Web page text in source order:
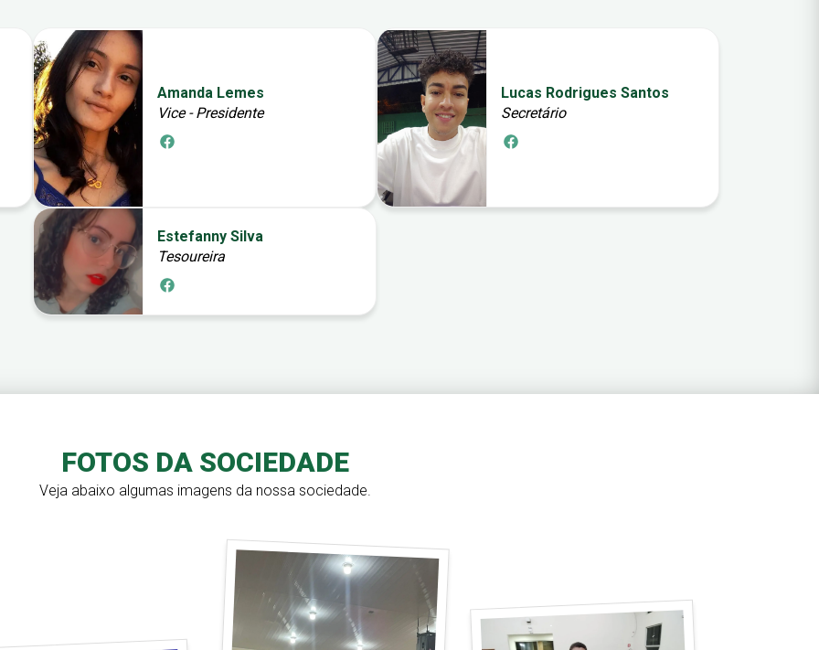
Amanda Lemes
Vice - Presidente
Lucas Rodrigues Santos
Secretário
Estefanny Silva
Tesoureira
FOTOS DA SOCIEDADE
Veja abaixo algumas imagens da nossa sociedade.